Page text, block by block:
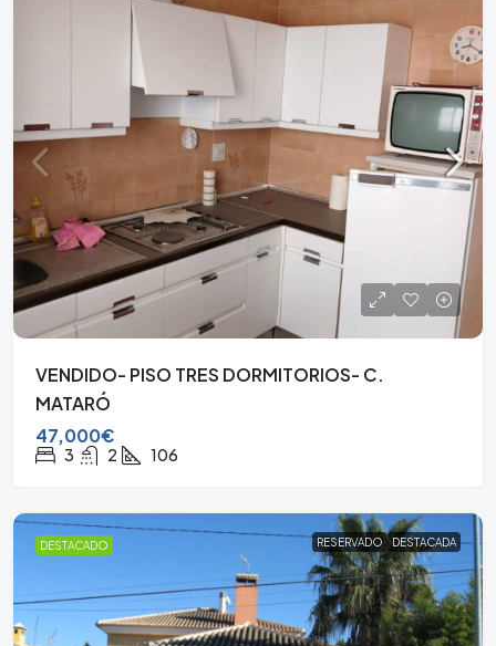
VENDIDO- PISO TRES DORMITORIOS- C.
MATARÓ
47,000€
3 2 106
DESTACADO RESERVADO DESTACADA